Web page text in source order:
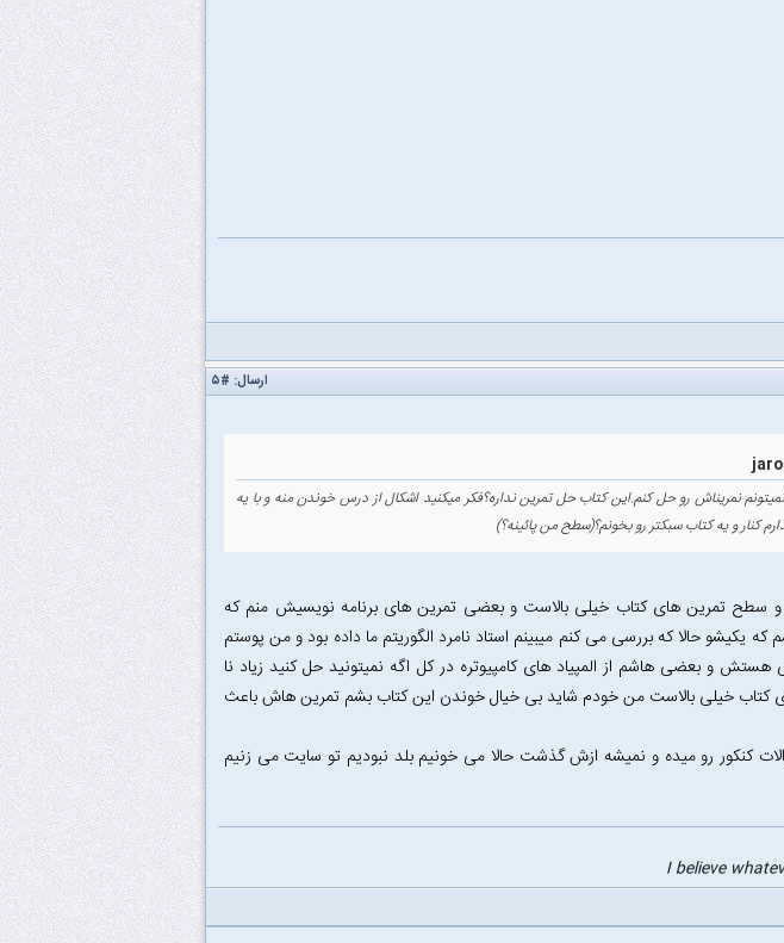
ارسال: #۵
نمریناش رو حل کنم.این کتاب حل تمرین نداره؟فکر میکنید اشکال از درس خوندن منه و با یه
کنار و یه کتاب سبکتر رو بخونم؟(سطح من پائینه؟)
و سطح تمرین های کتاب خیلی بالاست و بعضی تمرین های برنامه نویسیش منم که
یکیشو حالا که بررسی می کنم میبینم استاد نامرد الگوریتم ما داده بود و من پوستم
و بعضی هاشم از المپیاد های کامپیوتره در کل اگه نمیتونید حل کنید زیاد نا
خیلی بالاست من خودم شاید بی خیال خوندن این کتاب بشم تمرین هاش باعث
کنکور رو میده و نمیشه ازش گذشت حالا می خونیم بلد نبودیم تو سایت می زنیم
I believe